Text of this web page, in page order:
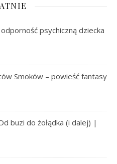
psychiczną dziecka
Smoków – powieść fantasy
buzi do żołądka (i dalej) |